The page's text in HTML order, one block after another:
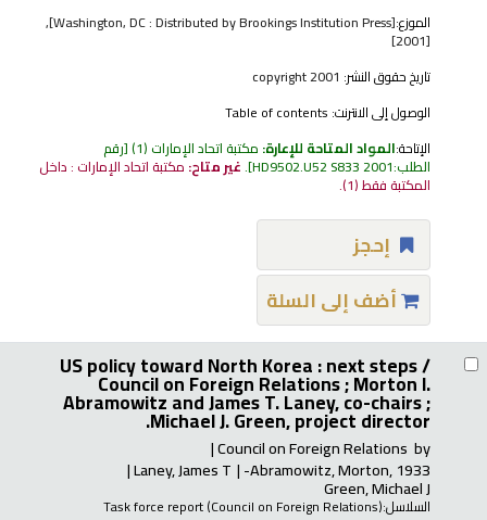
الموزع:
[Washington, DC : Distributed by Brookings Institution Press],
[2001]
تاريخ حقوق النشر:
الوصول إلى الانترنت: Table of contents
الإتاحة:المواد المتاحة للإعارة: مكتبة اتحاد الإمارات (1) رقم
الطلب:HD9502.U52 S833 2001
.غير متاح: مكتبة اتحاد الإمارات : داخل
المكتبة فقط(1).
إحجز
أضف إلى السلة
US policy toward North Korea : next steps /
Council on Foreign Relations ; Morton I.
Abramowitz and James T. Laney, co-chairs ;
Michael J. Green, project director.
by
Council on Foreign Relations
Abramowitz, Morton, 1933-
Laney, James T
Green, Michael J
السلاسل:Task force report (Council on Foreign Relations)